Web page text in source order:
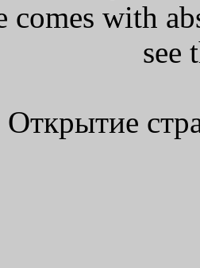
comes with
see
Открытие